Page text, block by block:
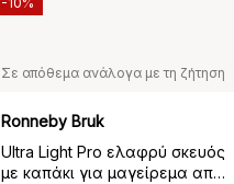
Σε απόθεμα ανάλογα με τη ζήτηση
Ronneby Bruk
Ultra Light Pro ελαφρύ σκευός
με καπάκι για μαγείρεμα από